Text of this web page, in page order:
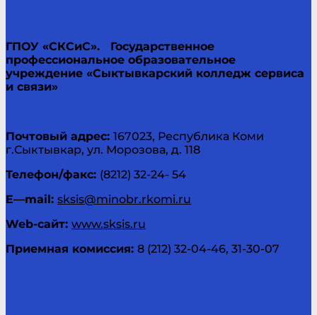
ГПОУ «СКСиС». Государственное
профессиональное образовательное
учреждение «Сыктывкарский колледж сервиса
и связи»
Почтовый адрес: 167023, Республика Коми
г.Сыктывкар, ул. Морозова, д. 118
Телефон/факс: (8212) 32-24- 54
E—mail: sksis@minobr.rkomi.ru
Web-сайт: www.sksis.ru
Приемная комиссия: 8 (212) 32-04-46, 31-30-07